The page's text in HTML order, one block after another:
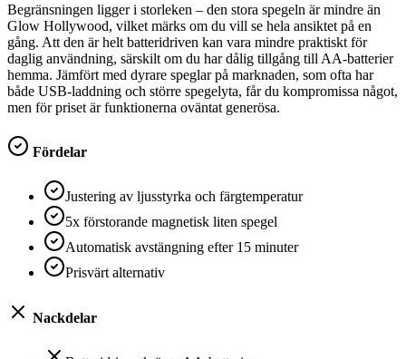
Begränsningen ligger i storleken – den stora spegeln är mindre än
Glow Hollywood, vilket märks om du vill se hela ansiktet på en
gång. Att den är helt batteridriven kan vara mindre praktiskt för
daglig användning, särskilt om du har dålig tillgång till AA-batterier
hemma. Jämfört med dyrare speglar på marknaden, som ofta har
både USB-laddning och större spegelyta, får du kompromissa något,
men för priset är funktionerna oväntat generösa.
Fördelar
Justering av ljusstyrka och färgtemperatur
5x förstorande magnetisk liten spegel
Automatisk avstängning efter 15 minuter
Prisvärt alternativ
Nackdelar